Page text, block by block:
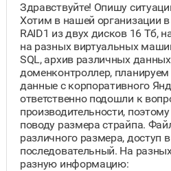
Здравствуйте! Опишу
Хотим в нашей организации
RAID1 из двух дисков 16 Тб,
на разных виртуальных
SQL, архив различных
доменконтроллер, планируем
данные с корпоративного
ответственно подошли к
производительности,
поводу размера страйпа.
различного размера, доступ
последовательный. На
разную информацию: